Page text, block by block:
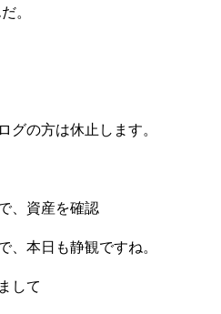
。
グの方は休止します。
、資産を確認
、本日も静観ですね。
して